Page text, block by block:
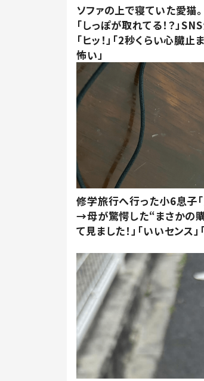
ソファの上で寝ていた愛猫
「しっぽが取れてる！？」
「ヒッ！」「2秒くらい心臓止
怖い」
修学旅行へ行った小6息子「
→母が驚愕した“まさかの
て見ました！」「いいセンス」